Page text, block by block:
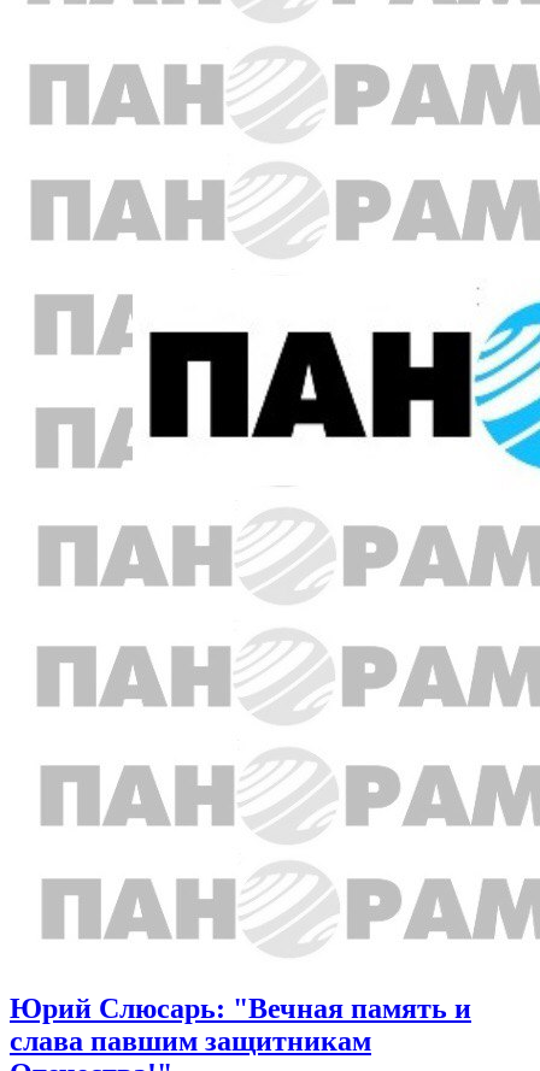
Юрий Слюсарь: "Вечная память и
слава павшим защитникам